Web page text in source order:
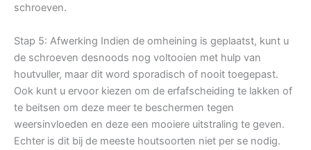
schroeven.
Stap 5: Afwerking Indien de omheining is geplaatst, kunt u
de schroeven desnoods nog voltooien met hulp van
houtvuller, maar dit word sporadisch of nooit toegepast.
Ook kunt u ervoor kiezen om de erfafscheiding te lakken of
te beitsen om deze meer te beschermen tegen
weersinvloeden en deze een mooiere uitstraling te geven.
Echter is dit bij de meeste houtsoorten niet per se nodig.